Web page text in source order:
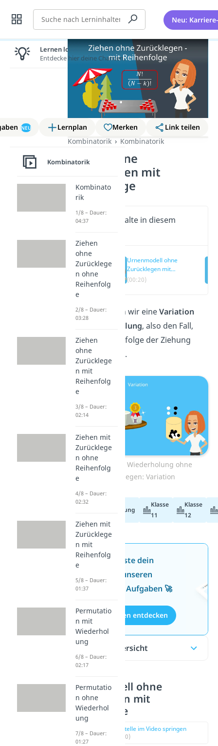
Suche Neu:
NEU Lernplan Merken
Link teilen
Kombinatorik
Kombinatorik
Ziehen ohne
Zurücklegen mit
Reihenfolge
Wichtige Inhalte in diesem
Urnenmodell ohne
Zurücklegen mit
Reihenfolge
(00:20)
Nun betrachten wir eineVariation
ohne Wiederholung, also den Fall,
dass die Reihenfolge der Ziehung
eine Rolle spielt.
Ziehen ohne Wiederholung ohne
Zurücklegen: Variation
Abiturvorbereitung
Klasse
11
Klasse
12
Jetzt neu: Teste dein
Wissen mit unseren
kostenlosen Aufgaben 🚀
Aufgaben entdecken
Inhaltsübersicht
Urnenmodell ohne
Zurücklegen mit
Reihenfolge
zur Stelle im Video springen
(00:20)
Lernen lohnt sich!
Entdecke hier deine Chancen.
Kombinatorik
Kombinato
rik
1/8 – Dauer:
04:37
Ziehen
ohne
Zurücklege
n ohne
Reihenfolg
e
2/8 – Dauer:
03:28
Ziehen
ohne
Zurücklege
n mit
Reihenfolg
e
3/8 – Dauer:
02:14
Ziehen mit
Zurücklege
n ohne
Reihenfolg
e
4/8 – Dauer:
02:32
Ziehen mit
Zurücklege
n mit
Reihenfolg
e
5/8 – Dauer:
01:37
Permutatio
n mit
Wiederhol
ung
6/8 – Dauer:
02:17
Permutatio
n ohne
Wiederhol
ung
7/8 – Dauer:
01:27